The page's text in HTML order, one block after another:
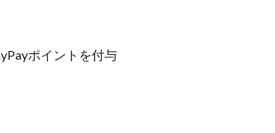
ポイントを付与